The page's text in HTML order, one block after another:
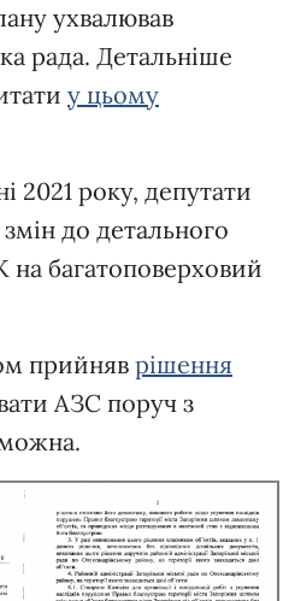
ухвалював
рада. Детальніше
у цьому
2021 року, депутати
до детального
на багатоповерховий
прийняв рішення
АЗС поруч з